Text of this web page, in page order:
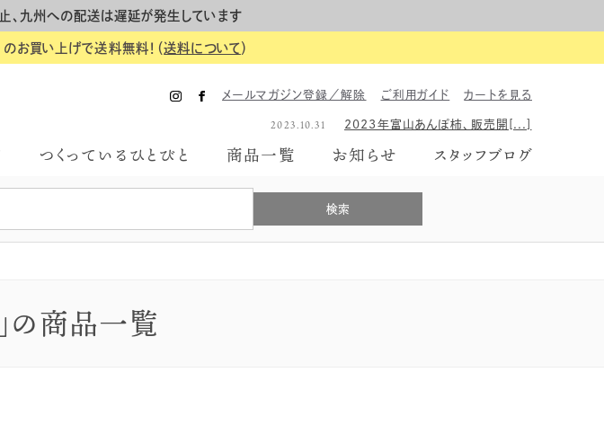
、九州への配送は遅延が発生しています
お買い上げで送料無料！（送料について）
メールマガジン登録／解除 ご利用ガイド カートを見る
2023.06.26 2023年のギフトボックス、は[...]
2023.10.31 2023年富山あんぽ柿、販売開[...]
2026.06.01 【イベント告知】6月7日にて富[...]
2023.06.26
つくっているひとびと 商品一覧 お知らせ スタッフブログ
の商品一覧